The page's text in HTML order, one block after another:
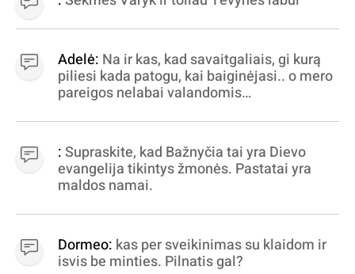
Adelė: Na ir kas, kad savaitgaliais, gi kurą
piliesi kada patogu, kai baiginėjasi.. o mero
pareigos nelabai valandomis
virpinimas, ieškokit kur milijonus vagia
dujininkai, elektros aferistai, stadionų
statytojai Vilnuje
:Supraskite, kad Bažnyčia tai yra Dievo
evangelija tikintys žmonės. Pastatai yra
maldos namai.
Dormeo: kas per sveikinimas su klaidom ir
isvis be minties. Pilnatis gal?